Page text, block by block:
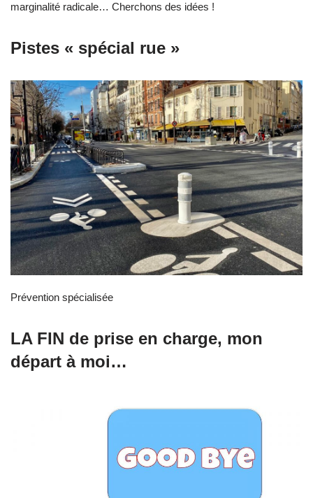
marginalité radicale… Cherchons des idées !
Pistes « spécial rue »
Prévention spécialisée
LA FIN de prise en charge, mon
départ à moi…